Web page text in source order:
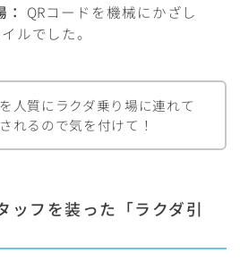
QRコードを機械にかざし
ルでした。
人質にラクダ乗り場に連れて
れるので気を付けて！
ッフを装った「ラクダ引